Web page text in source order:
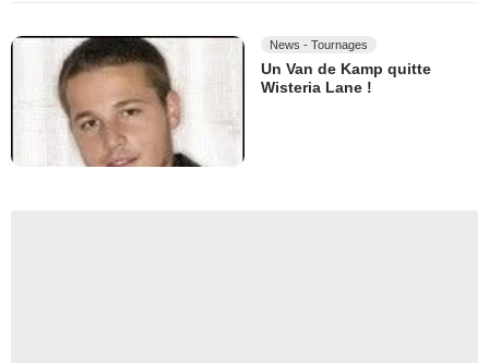
News - Tournages
Un Van de Kamp quitte
Wisteria Lane !